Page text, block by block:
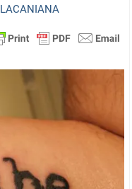
LACANIANA